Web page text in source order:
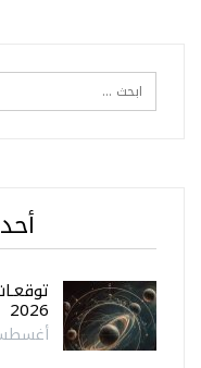
2026
أغسطس 8,